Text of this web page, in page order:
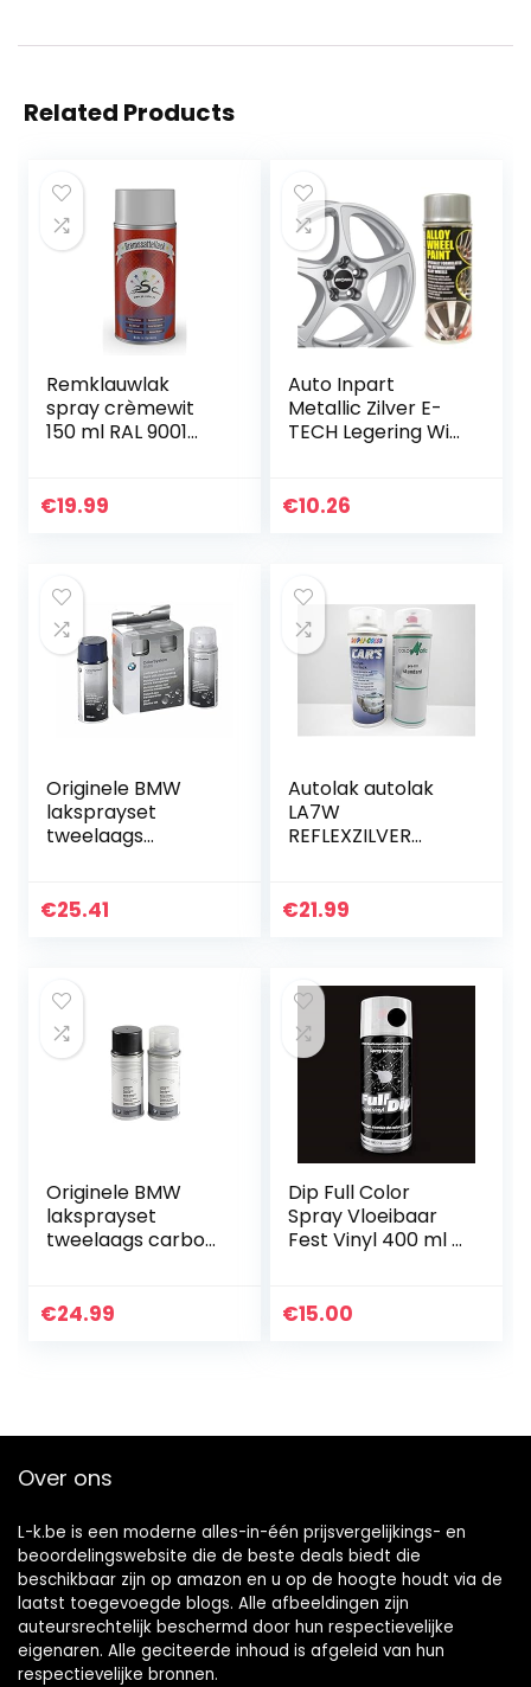
Related Products
Remklauwlak
spray crèmewit
150 ml RAL 9001
nakleuren
€19.99
Auto Inpart
Metallic Zilver E-
TECH Legering Wiel
Wiel Refurb
€10.26
Originele BMW
laksprayset
tweelaags
€25.41
Autolak autolak
LA7W
REFLEXZILVER
SPRAYDOSE (2)
€21.99
Originele BMW
laksprayset
tweelaags carbon
€24.99
Dip Full Color
Spray Vloeibaar
Fest Vinyl 400 ml –
€15.00
Over ons
L-k.be is een moderne alles-in-één prijsvergelijkings- en
beoordelingswebsite die de beste deals biedt die
beschikbaar zijn op amazon en u op de hoogte houdt via de
laatst toegevoegde blogs. Alle afbeeldingen zijn
auteursrechtelijk beschermd door hun respectievelijke
eigenaren. Alle geciteerde inhoud is afgeleid van hun
respectievelijke bronnen.